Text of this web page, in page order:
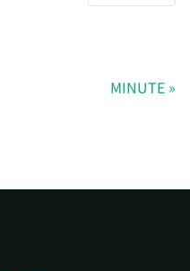
MINUTE